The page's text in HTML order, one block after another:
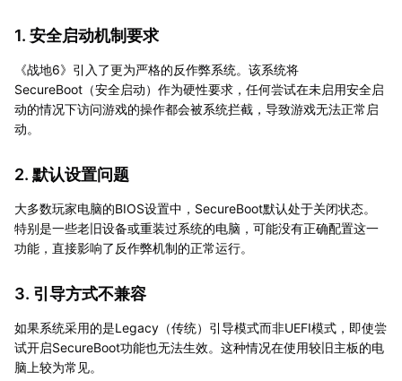
1. 安全启动机制要求
《战地6》引入了更为严格的反作弊系统。该系统将
SecureBoot（安全启动）作为硬性要求，任何尝试在未启用安全启
动的情况下访问游戏的操作都会被系统拦截，导致游戏无法正常启
动。
2. 默认设置问题
大多数玩家电脑的BIOS设置中，SecureBoot默认处于关闭状态。
特别是一些老旧设备或重装过系统的电脑，可能没有正确配置这一
功能，直接影响了反作弊机制的正常运行。
3. 引导方式不兼容
如果系统采用的是Legacy（传统）引导模式而非UEFI模式，即使尝
试开启SecureBoot功能也无法生效。这种情况在使用较旧主板的电
脑上较为常见。